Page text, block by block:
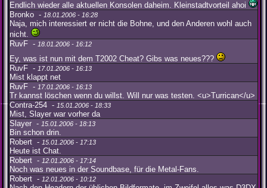
Endlich wieder alle aktuellen Konsolen daheim. Kleinstadtvorteil ahoi
Bronko - 18.01.2006 - 16:28
Naja, mich interessiert er nicht die Bohne, und den Anderen wohl auch
nicht.
RuvF - 18.01.2006 - 16:12
Ey, was ist nun mit dem T2002 Cheat? Gibs was neues???
RuvF - 17.01.2006 - 16:13
Mist klappt net
RuvF - 17.01.2006 - 16:13
Tr kannst löschen wenn du willst. Will nur was testen. <u>Turrican</u>
Contra-254 - 15.01.2006 - 18:33
Mist, Slayer war vorher da
Slayer - 15.01.2006 - 18:13
Bin schon drin.
Robert - 15.01.2006 - 17:13
Heute ist Chat.
Robert - 12.01.2006 - 17:14
Noch was neues in der Soundbase, für die Metal-Fans.
Robert - 12.01.2006 - 10:12